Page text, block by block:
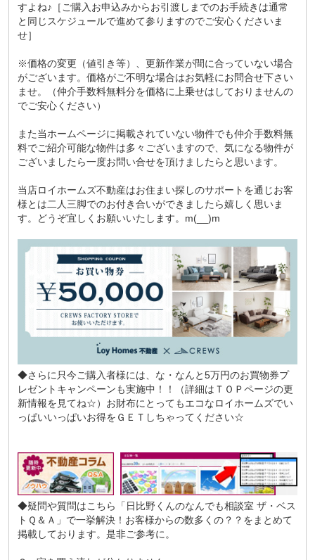
すよね♪［ご購入お申込みからお引渡しまでのお手続きは通常
と同じスケジュールで進めて参りますのでご安心くださいま
せ］
※価格の変更（値引き等）、更新作業が間に合っていない場合
がございます。価格がご不明な場合はお気軽にお問合せ下さい
ませ。（仲介手数料無料分を価格に上乗せはしておりませんの
でご安心ください）
また当ホームページに掲載されていない物件でも仲介手数料無
料でご紹介可能な物件は多々ございますので、気になる物件が
ございましたら一度お問い合せを頂けましたらと思います。
当店ロイホームズ不動産はお住まい探しのサポートを通じお客
様とは二人三脚でのお付き合いができましたら嬉しく思いま
す。どうぞ宜しくお願いいたします。m(__)m
◆さらに只今ご購入者様には、な・なんと5万円のお買物券プ
レゼントキャンペーンも実施中！！（詳細はＴＯＰページの更
新情報を見てね☆）お財布にとってもエコなロイホームズでい
っぱいいっぱいお得をＧＥＴしちゃってください☆
◆疑問や質問はこちら
「日比野くんのなんでも相談室 ザ・ベス
トＱ＆Ａ」 で一挙解決！お客様からの数多くの？？をまとめて
掲載しております。是非ご参考に。